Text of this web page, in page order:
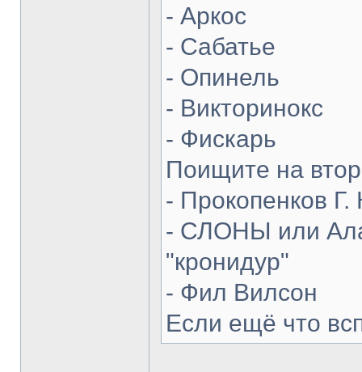
- Аркос
- Сабатье
- Опинель
- Викторинокс
- Фискарь
Поищите на
- Прокопенков Г.
- СЛОНЫ или
"кронидур"
- Фил Вилсон
Если ещё что